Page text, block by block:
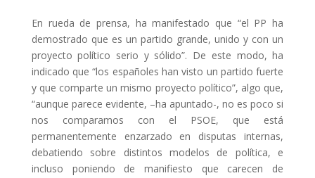
En rueda de prensa, ha manifestado que “el PP ha
demostrado que es un partido grande, unido y con un
proyecto político serio y sólido”. De este modo, ha
indicado que “los españoles han visto un partido fuerte
y que comparte un mismo proyecto político”, algo que,
“aunque parece evidente, –ha apuntado-, no es poco si
nos comparamos con el PSOE, que está
permanentemente enzarzado en disputas internas,
debatiendo sobre distintos modelos de política, e
incluso poniendo de manifiesto que carecen de